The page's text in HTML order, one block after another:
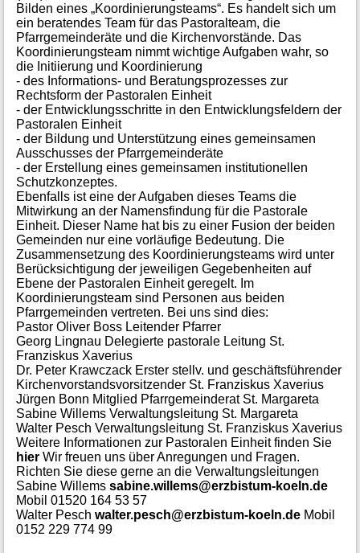
Bilden eines „Koordinierungsteams“. Es handelt sich um
ein beratendes Team für das Pastoralteam, die
Pfarrgemeinderäte und die Kirchenvorstände. Das
Koordinierungsteam nimmt wichtige Aufgaben wahr, so
die Initiierung und Koordinierung
- des Informations- und Beratungsprozesses zur
Rechtsform der Pastoralen Einheit
- der Entwicklungsschritte in den Entwicklungsfeldern der
Pastoralen Einheit
- der Bildung und Unterstützung eines gemeinsamen
Ausschusses der Pfarrgemeinderäte
- der Erstellung eines gemeinsamen institutionellen
Schutzkonzeptes.
Ebenfalls ist eine der Aufgaben dieses Teams die
Mitwirkung an der Namensfindung für die Pastorale
Einheit. Dieser Name hat bis zu einer Fusion der beiden
Gemeinden nur eine vorläufige Bedeutung. Die
Zusammensetzung des Koordinierungsteams wird unter
Berücksichtigung der jeweiligen Gegebenheiten auf
Ebene der Pastoralen Einheit geregelt. Im
Koordinierungsteam sind Personen aus beiden
Pfarrgemeinden vertreten. Bei uns sind dies:
Pastor Oliver Boss Leitender Pfarrer
Georg Lingnau Delegierte pastorale Leitung St.
Franziskus Xaverius
Dr. Peter Krawczack Erster stellv. und geschäftsführender
Kirchenvorstandsvorsitzender St. Franziskus Xaverius
Jürgen Bonn Mitglied Pfarrgemeinderat St. Margareta
Sabine Willems Verwaltungsleitung St. Margareta
Walter Pesch Verwaltungsleitung St. Franziskus Xaverius
Weitere Informationen zur Pastoralen Einheit finden Sie
hier Wir freuen uns über Anregungen und Fragen.
Richten Sie diese gerne an die Verwaltungsleitungen
Sabine Willems sabine.willems@erzbistum-koeln.de
Mobil 01520 164 53 57
Walter Pesch walter.pesch@erzbistum-koeln.deMobil
0152 229 774 99